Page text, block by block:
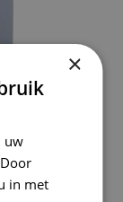
×
uw
in met